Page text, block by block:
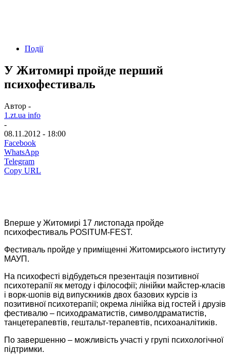
Події
У Житомирі пройде перший
психофестиваль
Автор -
1.zt.ua info
-
08.11.2012 - 18:00
Facebook
WhatsApp
Telegram
Copy URL
Вперше у Житомирі 17 листопада пройде
психофестиваль POSITUM-FEST.
Фестиваль пройде у приміщенні Житомирського інституту
МАУП.
На психофесті відбудеться презентація позитивної
психотерапії як методу і філософії; лінійки майстер-класів
і ворк-шопів від випускників двох базових курсів із
позитивної психотерапії; окрема лінійка від гостей і друзів
фестивалю – психодраматистів, символдраматистів,
танцетерапевтів, гештальт-терапевтів, психоаналітиків.
По завершенню – можливість участі у групі психологічної
підтримки.